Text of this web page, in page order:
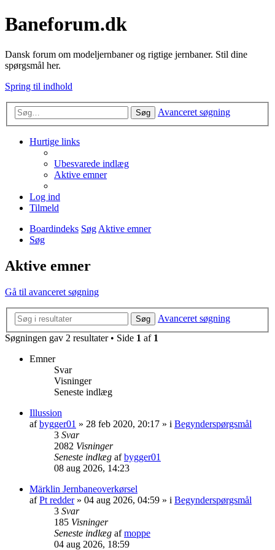
Baneforum.dk
Dansk forum om modeljernbaner og rigtige jernbaner. Stil dine
spørgsmål her.
Spring til indhold
Søg Avanceret søgning
Hurtige links
Ubesvarede indlæg
Aktive emner
Log ind
Tilmeld
Boardindeks SøgAktive emner
Søg
Aktive emner
Gå til avanceret søgning
Søg
Avanceret søgning
Søgningen gav 2 resultater • Side 1 af 1
Emner
Svar
Visninger
Seneste indlæg
Illussion
afbygger01 » 28 feb 2020, 20:17 » i Begynderspørgsmål
3 Svar
2082 Visninger
Seneste indlæg afbygger01
08 aug 2026, 14:23
Märklin Jernbaneoverkørsel
afPt redder» 04 aug 2026, 04:59 » i Begynderspørgsmål
3 Svar
185 Visninger
Seneste indlæg afmoppe
04 aug 2026, 18:59